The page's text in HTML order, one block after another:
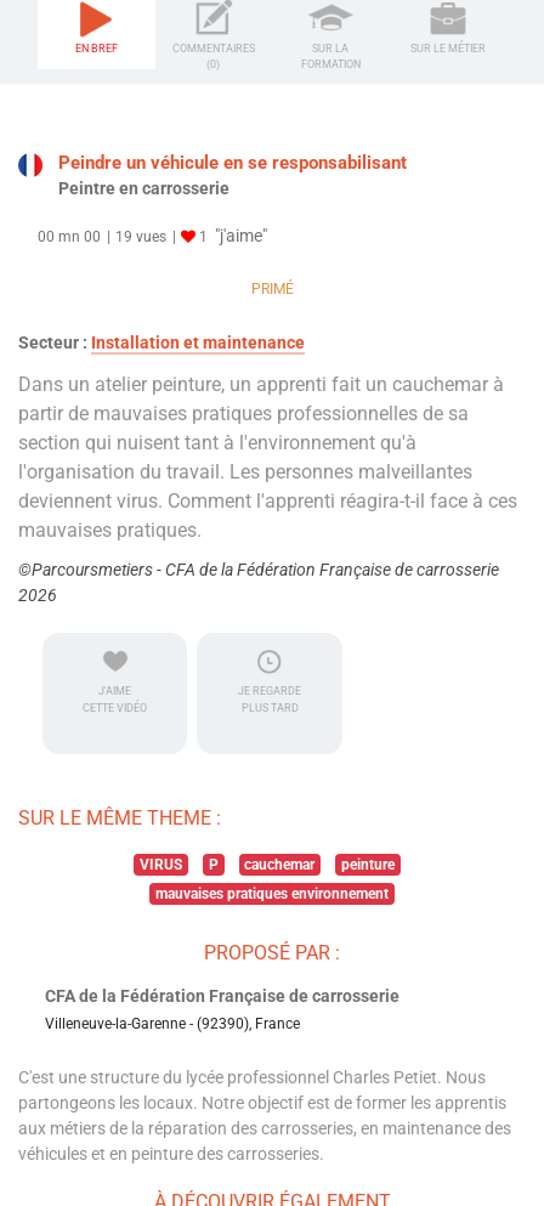
EN BREF
COMMENTAIRES
(0)
SUR LA
FORMATION
SUR LE MÉTIER
Peindre un véhicule en se responsabilisant
Peintre en carrosserie
00 mn 00 19 vues 1 "j'aime"
PRIMÉ
Secteur : Installation et maintenance
Dans un atelier peinture, un apprenti fait un cauchemar à
partir de mauvaises pratiques professionnelles de sa
section qui nuisent tant à l'environnement qu'à
l'organisation du travail. Les personnes malveillantes
deviennent virus. Comment l'apprenti réagira-t-il face à ces
mauvaises pratiques.
©Parcoursmetiers - CFA de la Fédération Française de carrosserie
2026
J'AIME
CETTE VIDÉO
JE REGARDE
PLUS TARD
SUR LE MÊME THEME :
VIRUS P cauchemar
peinture
mauvaises pratiques environnement
PROPOSÉ PAR :
CFA de la Fédération Française de carrosserie
Villeneuve-la-Garenne - (92390), France
C'est une structure du lycée professionnel Charles Petiet. Nous
partongeons les locaux. Notre objectif est de former les apprentis
aux métiers de la réparation des carrosseries, en maintenance des
véhicules et en peinture des carrosseries.